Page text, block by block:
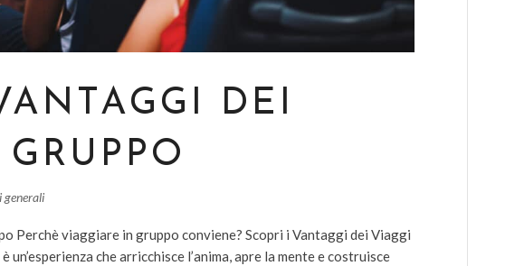
DEI
generali
Perchè viaggiare in gruppo conviene? Scopri i Vantaggi dei Viaggi
che arricchisce l’anima, apre la mente e costruisce